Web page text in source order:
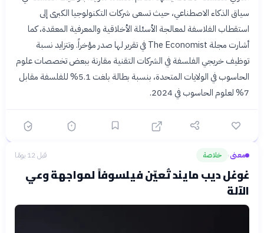
سياق الذكاء الاصطناعي، حيث تسعى شركات التكنولوجيا الكبرى إلى
استقطاب الفلاسفة لمعالجة الأسئلة الأخلاقية والمعرفية المعقدة، كما
أشارت مجلة The Economist في تقرير لها صدر مؤخراً. وتتزايد نسبة
توظيف خريجي الفلسفة في الشركات التقنية مقارنة ببعض تخصصات علوم
الحاسوب في الولايات المتحدة، بنسبة بطالة بلغت 5.1% للفلسفة مقابل
7% لعلوم الحاسوب في 2024.
معنى› خلاصة قبل 12 يومًا
غوغل ديب مايند تُعيّن فيلسوفاً لمواجهة وعي
الآلة